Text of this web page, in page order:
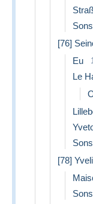
[76]
Eu 1
Le
[78]